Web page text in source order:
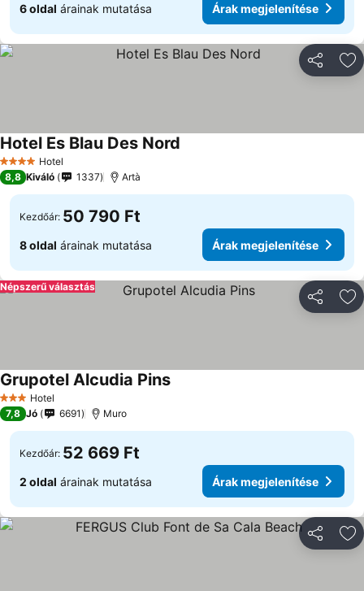
6 oldal árainak mutatása Árak megjelenítése
4 KategóriaHotel
Hotel Es Blau Des Nord
8,8 Kiváló 1337 Artà
Kezdőár: 50 790 Ft
8 oldal árainak mutatása Árak megjelenítése
Népszerű választás
3 Kategória
Hotel
Grupotel Alcudia Pins
7,8 Jó 6691 Muro
Kezdőár: 52 669 Ft
2 oldal árainak mutatása Árak megjelenítése